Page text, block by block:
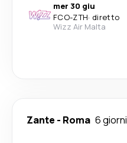
mer 30 giu
FCO-ZTH· diretto
Wizz Air Malta
Zante - Roma 6 giorni